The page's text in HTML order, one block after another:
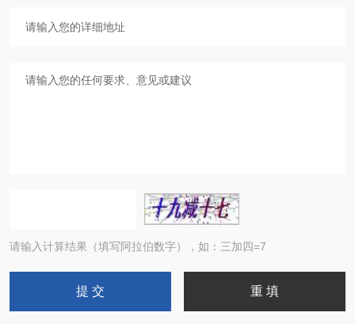
请输入计算结果（填写阿拉伯数字），如：三加四=7